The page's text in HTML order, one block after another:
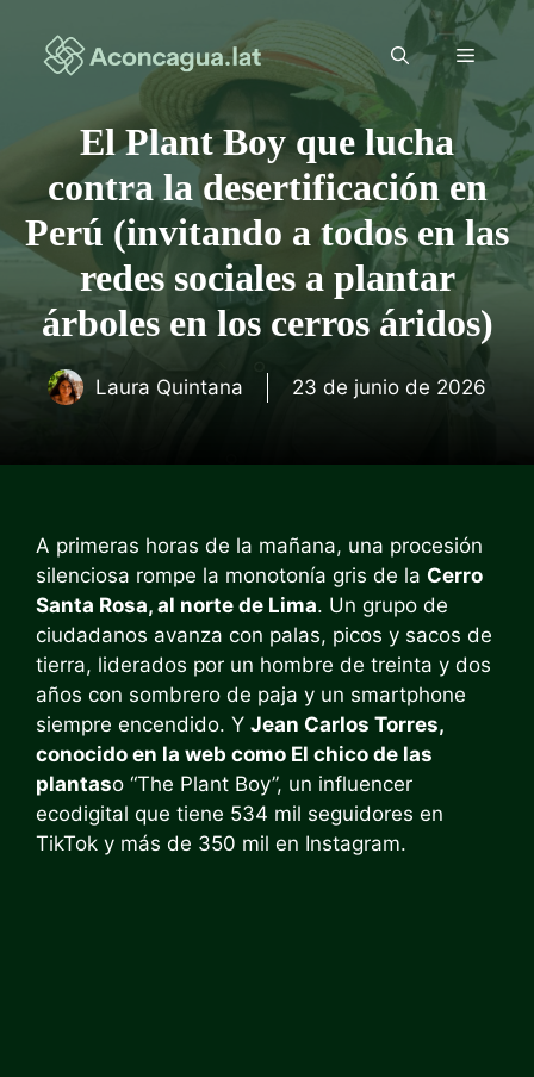
contenido
Menú
El Plant Boy que lucha
contra la desertificación en
Perú (invitando a todos en las
redes sociales a plantar
árboles en los cerros áridos)
Laura Quintana 23 de junio de 2026
A primeras horas de la mañana, una procesión
silenciosa rompe la monotonía gris de la Cerro
Santa Rosa, al norte de Lima. Un grupo de
ciudadanos avanza con palas, picos y sacos de
tierra, liderados por un hombre de treinta y dos
años con sombrero de paja y un smartphone
siempre encendido. Y Jean Carlos Torres,
conocido en la web como El chico de las
plantaso “The Plant Boy”, un influencer
ecodigital que tiene 534 mil seguidores en
TikTok y más de 350 mil en Instagram.